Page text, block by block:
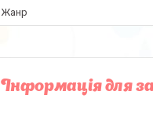
Жанр
Інформація для